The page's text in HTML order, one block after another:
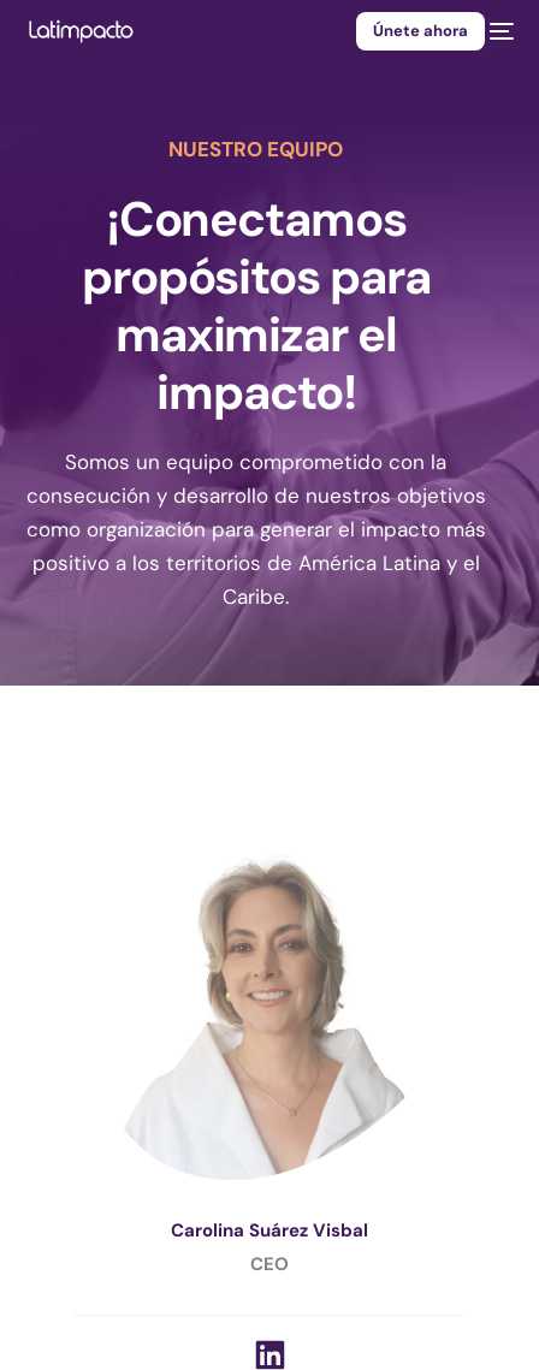
Únete ahora
NUESTRO EQUIPO
¡Conectamos
propósitos para
maximizar el
impacto!
Somos un equipo comprometido con la
consecución y desarrollo de nuestros objetivos
como organización para generar el impacto más
positivo a los territorios de América Latina y el
Caribe.
Carolina Suárez Visbal
CEO